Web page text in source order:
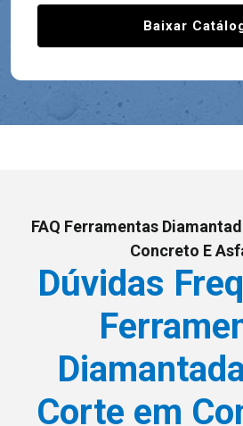
Baixar
FAQ Ferramentas
Concreto E
Dúvidas
Corte em